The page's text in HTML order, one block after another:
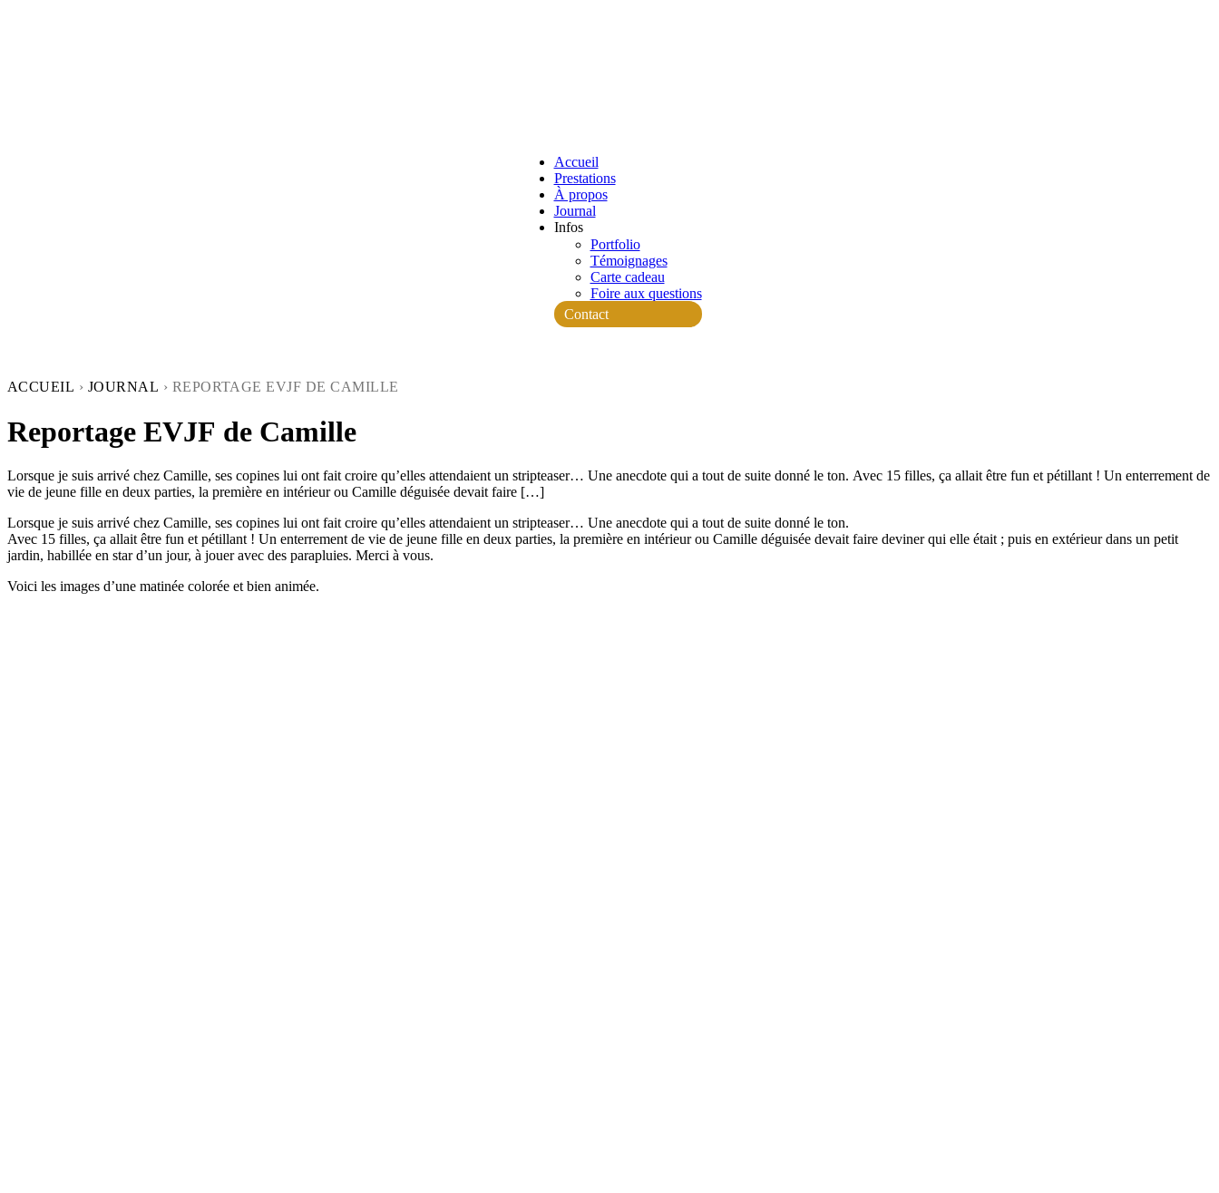
Accueil
Prestations
À propos
Journal
Infos
Portfolio
Témoignages
Carte cadeau
Foire aux questions
Contact
ACCUEIL › JOURNAL › REPORTAGE EVJF DE CAMILLE
Reportage EVJF de Camille
Lorsque je suis arrivé chez Camille, ses copines lui ont fait croire qu’elles attendaient un stripteaser… Une anecdote qui a tout de suite donné le ton. Avec 15 filles, ça allait être fun et pétillant ! Un enterrement de
vie de jeune fille en deux parties, la première en intérieur ou Camille déguisée devait faire […]
Lorsque je suis arrivé chez Camille, ses copines lui ont fait croire qu’elles attendaient un stripteaser… Une anecdote qui a tout de suite donné le ton.
Avec 15 filles, ça allait être fun et pétillant ! Un enterrement de vie de jeune fille en deux parties, la première en intérieur ou Camille déguisée devait faire deviner qui elle était ; puis en extérieur dans un petit
jardin, habillée en star d’un jour, à jouer avec des parapluies. Merci à vous.
Voici les images d’une matinée colorée et bien animée.